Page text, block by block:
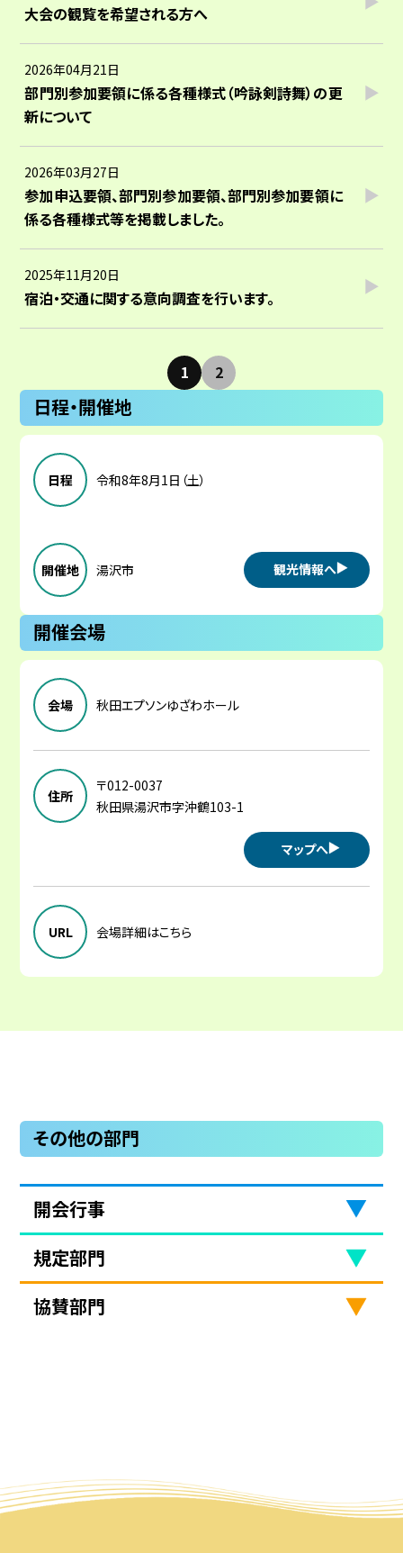
大会の観覧を希望される方へ
2026年04月21日
部門別参加要領に係る各種様式（吟詠剣詩舞）の更
新について
2026年03月27日
参加申込要領、部門別参加要領、部門別参加要領に
係る各種様式等を掲載しました。
2025年11月20日
宿泊・交通に関する意向調査を行います。
1 2
日程・開催地
日程 令和8年8月1日（土）
開催地 湯沢市 観光情報へ
開催会場
会場 秋田エプソンゆざわホール
住所
〒012-0037
秋田県湯沢市字沖鶴103-1
マップへ
URL 会場詳細はこちら
その他の部門
開会行事
規定部門
協賛部門